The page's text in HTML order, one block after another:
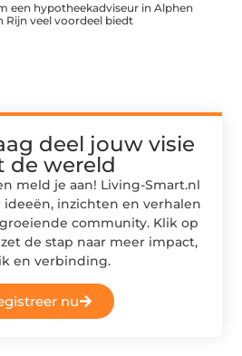
een hypotheekadviseur in Alphen
Rijn veel voordeel biedt
deel jouw visie
de wereld
meld je aan! Living-Smart.nl
inzichten en verhalen
community. Klik op
zet de stap naar meer impact,
en verbinding.
nu